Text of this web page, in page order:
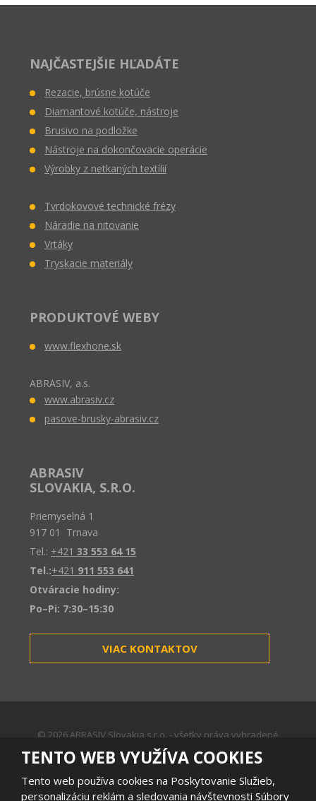
NAJČASTEJŠIE HĽADÁTE
Rezacie, brúsne kotúče
Diamantové kotúče, nástroje
Brusivo na podložke
Nástroje na dokončovacie operácie
Výrobky z netkaných textílií
Tvrdokovové technické frézy
Náradie na nitovanie
Vrtáky
Tryskacie materiály
PRODUKTOVÉ WEBY
www.flexhone.sk
ABRASIV, a.s.
www.abrasiv.cz
pasove-brusky-abrasiv.cz
ABRASIV
SLOVAKIA, S.R.O.
Priemyselná 1
917 01 Trnava
Tel.: +421 33 553 64 15
Tel.:+421 911 553 641
Otváracie hodiny:
Po–Pi: 7:30–15:30
VIAC KONTAKTOV
© 2026 ABRASIV Slovakia s.r.o. - všetky práva vyhradené
Mapa stránok |Podmienky používania
TENTO WEB VYUŽÍVA COOKIES
Tento web používa cookies na Poskytovanie Služieb,
personalizáciu reklám a sledovania návštevnosti Súbory